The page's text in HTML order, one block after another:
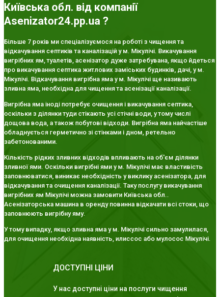
Київська обл. від компанії
Asenizator24.pp.ua ?
Більше 7 років ми спеціалізуємося на роботі з чищення та
відкачування септиків та каналізацій у м. Мікулічі. Викачування
вигрібних ям, туалетів, асенізатор дуже затребувана, якщо йдеться
про викачування септика житлових заміських будинків, дачі, у м.
Мікулічі. Відкачування вигрібна яма у м. Мікулічі ще називають
зливна яма, необхідна для чищення та асенізації каналізації.
Вигрібна яма іноді потребує очищення і викачування септика,
оскільки з ділянки туди стікають усі стічні води, у тому числі
дощова вода, а також побутові відходи. Вигрібна яма найчастіше
обладнується герметично зі стінками і дном, ретельно
забетонованими.
Кількість рідких зливних відходів впливають на об'єм ділянки
зливної ями. Оскільки вигрібні ями у м. Мікулічі має властивість
заповнюватися, виникає необхідність у виклику асенізатора, для
відкачування та очищення каналізації. Таку послугу викачування
вигрібних ям Мікулічі можна замовити Київська обл..
Асенізаторська машина в оренду повинна відкачати всі стоки, що
заповнюють вигрібну яму.
У тому випадку, якщо зливна яма у м. Мікулічі сильно замулилася,
для очищення необхідна наявність, илиссос або мулосос Мікулічі.
ДОСТУПНІ ЦІНИ
У нас доступні ціни на послуги чищення